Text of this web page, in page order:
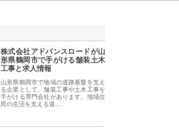
株式会社アドバンスロードが山
形県鶴岡市で手がける舗装土木
工事と求人情報
山形県鶴岡市で地域の道路基盤を支え
る企業として、舗装工事や土木工事を
手がける専門会社があります。地域住
民の生活を支える道…